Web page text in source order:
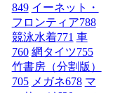
849 イーネット・
フロンティア788
競泳水着771 車
760 網タイツ755
竹書房（分割版）
705 メガネ678 マ